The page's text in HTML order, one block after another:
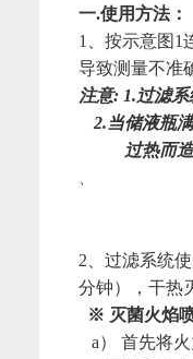
一.使用方法：
1
、按示意图 1
导致测量不准
注意: 1.过滤
2. 当储液瓶
过热而
图
2 过滤系统
分钟） ，干热
※ 灭菌火焰
a） 首先将